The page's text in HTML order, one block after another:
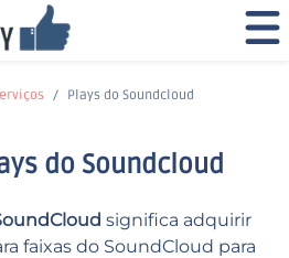
Plays do Soundcloud
do Soundcloud
significa adquirir
faixas do SoundCloud para